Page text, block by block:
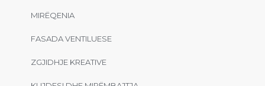
MIRËQENIA
FASADA VENTILUESE
ZGJIDHJE KREATIVE